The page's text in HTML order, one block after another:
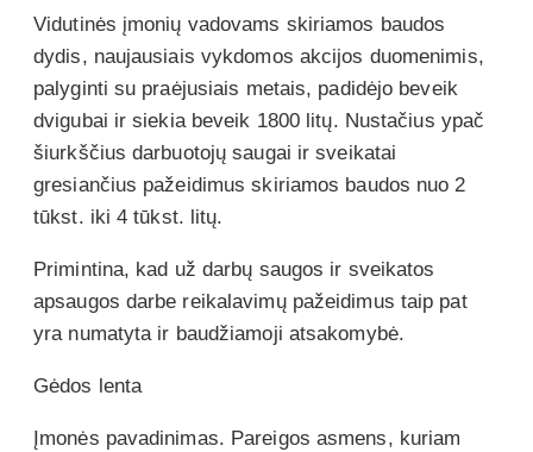
Vidutinės įmonių vadovams skiriamos baudos
dydis, naujausiais vykdomos akcijos duomenimis,
palyginti su praėjusiais metais, padidėjo beveik
dvigubai ir siekia beveik 1800 litų. Nustačius ypač
šiurkščius darbuotojų saugai ir sveikatai
gresiančius pažeidimus skiriamos baudos nuo 2
tūkst. iki 4 tūkst. litų.
Primintina, kad už darbų saugos ir sveikatos
apsaugos darbe reikalavimų pažeidimus taip pat
yra numatyta ir baudžiamoji atsakomybė.
Gėdos lenta
Įmonės pavadinimas. Pareigos asmens, kuriam